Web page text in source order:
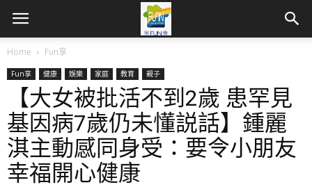
Home Fun享
Fun享 健康 娛樂 家庭 教育 親子
【大女被批活不到2歲 患罕見
基因病7歲仍未懂説話】鍾麗
淇主動感同身受：要令小朋友
幸福開心健康